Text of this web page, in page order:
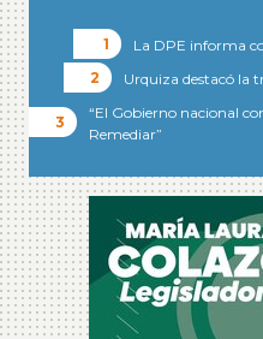
La DPE informa
Urquiza destacó la
“El Gobierno nacional
Remediar”